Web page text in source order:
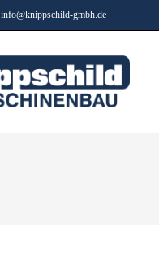
info@knippschild-gmbh.de